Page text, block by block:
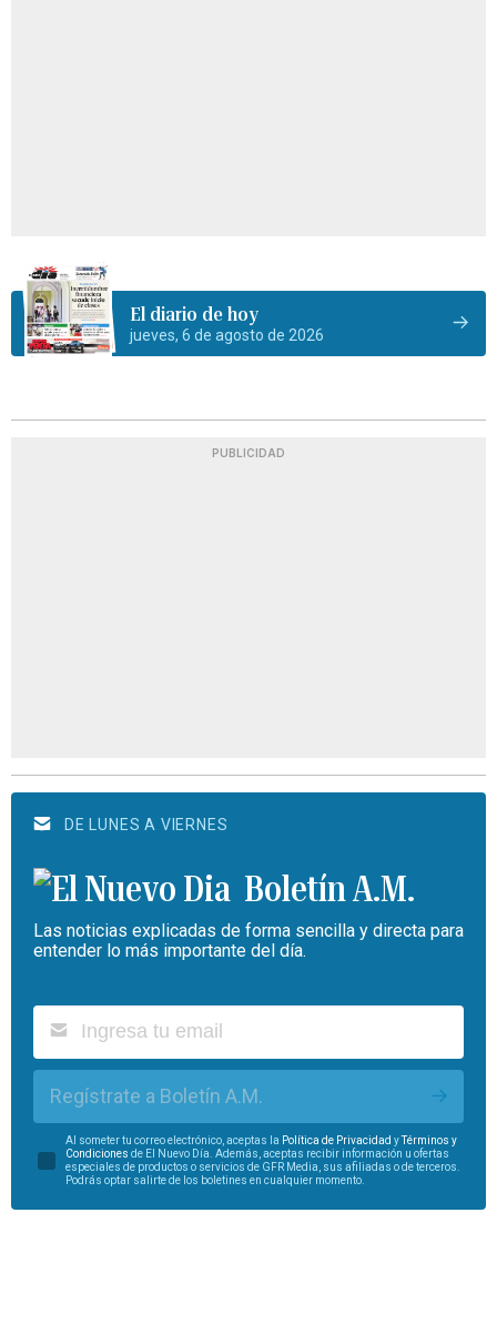
El diario de hoy
jueves, 6 de agosto de 2026
PUBLICIDAD
DE LUNES A VIERNES
Boletín A.M.
Las noticias explicadas de forma sencilla y directa para
entender lo más importante del día.
Regístrate a Boletín A.M.
Al someter tu correo electrónico, aceptas la Política de Privacidad yTérminos y
Condiciones de El Nuevo Día. Además, aceptas recibir información u ofertas
especiales de productos o servicios de GFR Media, sus afiliadas o de terceros.
Podrás optar salirte de los boletines en cualquier momento.